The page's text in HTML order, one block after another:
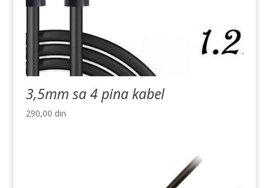
3,5mm sa 4 pina kabel
290,00 din